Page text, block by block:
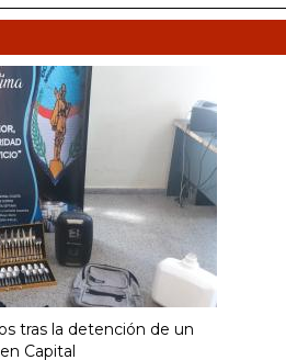
tras la detención de un
Capital